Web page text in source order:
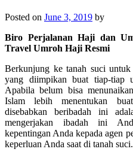
Posted on June 3, 2019 by
Biro Perjalanan Haji dan
Travel Umroh Haji Resmi
Berkunjung ke tanah suci untuk
yang diimpikan buat tiap-tiap
Apabila belum bisa
Islam lebih menentukan
disebabkan beribadah ini
mengerjakan ibadah ini
kepentingan Anda kepada agen
keperluan Anda saat di tanah suci.